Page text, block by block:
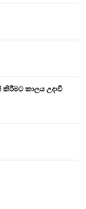
කාලය උදාවී